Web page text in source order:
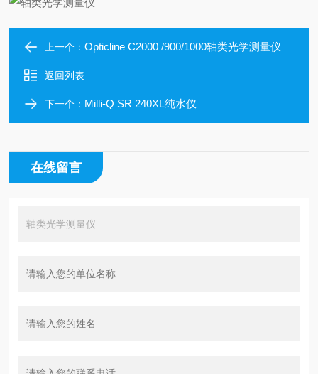
上一个：Opticline C2000 /900/1000轴类光学测量仪
返回列表
下一个： Milli-Q SR 240XL纯水仪
在线留言